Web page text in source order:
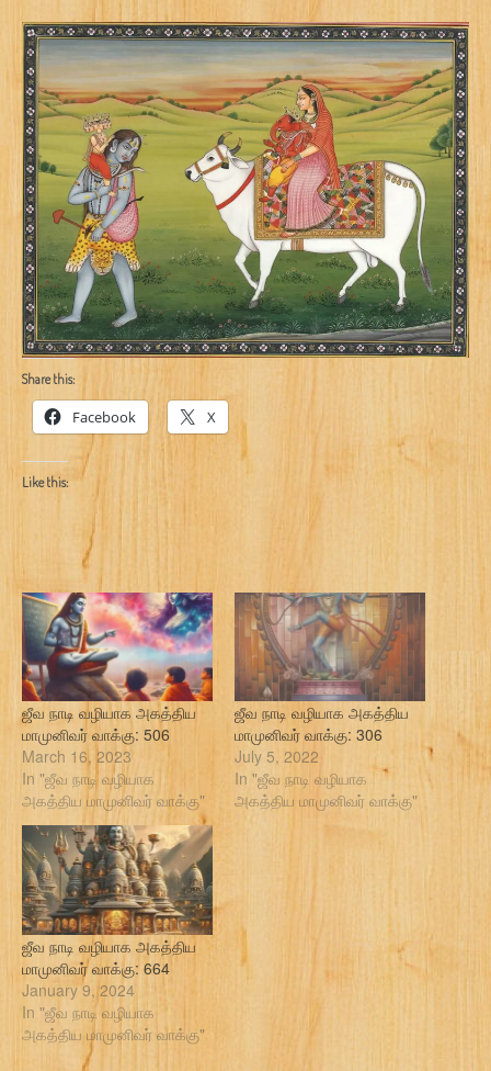
Share this:
Facebook X
Like this:
ஜீவ நாடி வழியாக அகத்திய
மாமுனிவர் வாக்கு: 506
March 16, 2023
In "ஜீவ நாடி வழியாக
அகத்திய மாமுனிவர் வாக்கு"
ஜீவ நாடி வழியாக அகத்திய
மாமுனிவர் வாக்கு: 306
July 5, 2022
In "ஜீவ நாடி வழியாக
அகத்திய மாமுனிவர் வாக்கு"
ஜீவ நாடி வழியாக அகத்திய
மாமுனிவர் வாக்கு: 664
January 9, 2024
In "ஜீவ நாடி வழியாக
அகத்திய மாமுனிவர் வாக்கு"